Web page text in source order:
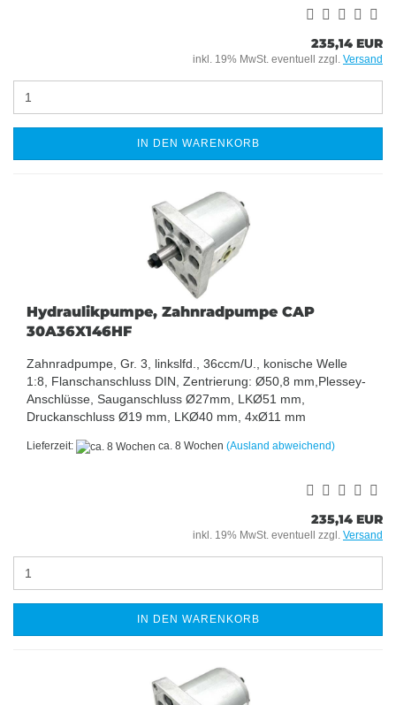
235,14 EUR
inkl. 19% MwSt. eventuell zzgl. Versand
IN DEN WARENKORB
Hydraulikpumpe, Zahnradpumpe CAP
30A36X146HF
Zahnradpumpe, Gr. 3, linkslfd., 36ccm/U., konische Welle
1:8, Flanschanschluss DIN, Zentrierung: Ø50,8 mm,Plessey-
Anschlüsse, Sauganschluss Ø27mm, LKØ51 mm,
Druckanschluss Ø19 mm, LKØ40 mm, 4xØ11 mm
Lieferzeit: ca. 8 Wochen (Ausland abweichend)
235,14 EUR
inkl. 19% MwSt. eventuell zzgl. Versand
IN DEN WARENKORB